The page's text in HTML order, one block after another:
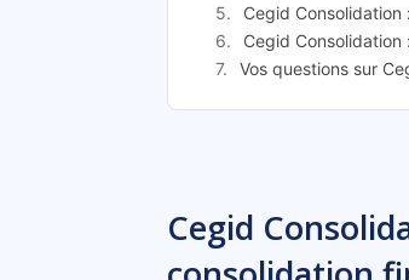
Cegid
Cegid Consolidation
Vos questions sur
Cegid